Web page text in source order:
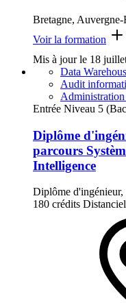
Bretagne,
Voir la formation
Mis à jour le 18
Data
Audit
Administration
Entrée Niveau 5
Diplôme
parcours
Intelligence
Diplôme
180 crédits Distanciel